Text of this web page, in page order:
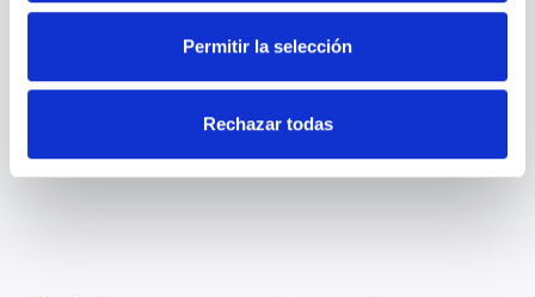
Permitir la selección
Rechazar todas